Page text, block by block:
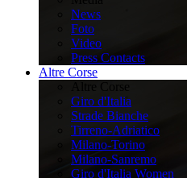
News
Foto
Video
Press Contacts
Altre Corse
Giro d'Italia
Strade Bianche
Tirreno-Adriatico
Milano-Torino
Milano-Sanremo
Giro d'Italia Women